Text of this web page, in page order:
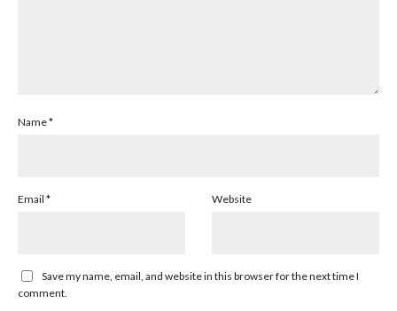
Name*
Email * Website
Save my name, email, and website in this browser for the next time I
comment.